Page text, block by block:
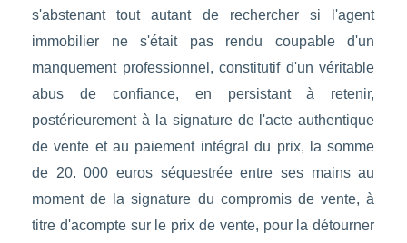
s'abstenant tout autant de rechercher si l'agent
immobilier ne s'était pas rendu coupable d'un
manquement professionnel, constitutif d'un véritable
abus de confiance, en persistant à retenir,
postérieurement à la signature de l'acte authentique
de vente et au paiement intégral du prix, la somme
de 20. 000 euros séquestrée entre ses mains au
moment de la signature du compromis de vente, à
titre d'acompte sur le prix de vente, pour la détourner